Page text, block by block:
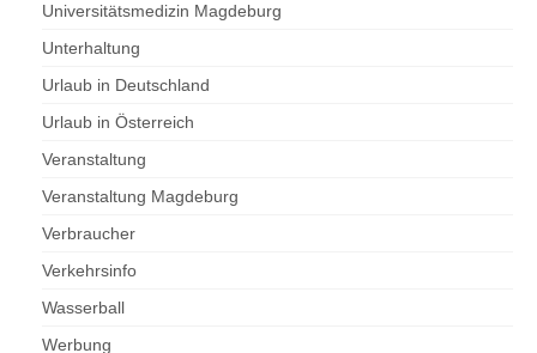
Universitätsmedizin Magdeburg
Unterhaltung
Urlaub in Deutschland
Urlaub in Österreich
Veranstaltung
Veranstaltung Magdeburg
Verbraucher
Verkehrsinfo
Wasserball
Werbung